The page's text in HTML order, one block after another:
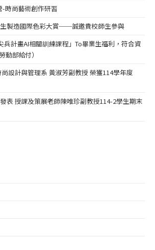
時尚藝術創作研習
生製造國際色彩大賞──誠邀貴校師生參與
兵計畫AI相關訓練課程」To畢業生福利，符合資
動部給付）
設計與管理系 黃淑芳副教授 榮獲114學年度
表 授課及策展老師陳唯珍副教授114-2學生期末